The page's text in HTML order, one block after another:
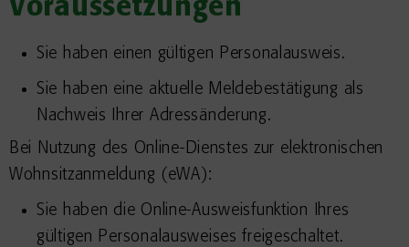
Voraussetzungen
Sie haben einen gültigen Personalausweis.
Sie haben eine aktuelle Meldebestätigung als
Nachweis Ihrer Adressänderung.
Bei Nutzung des Online-Dienstes zur elektronischen
Wohnsitzanmeldung (eWA):
Sie haben die Online-Ausweisfunktion Ihres
gültigen Personalausweises freigeschaltet.